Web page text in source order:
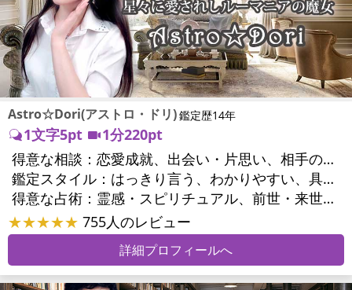
Astro☆Dori(アストロ・ドリ)鑑定歴14年
1文字5pt
1分220pt
得意な相談：
恋愛成就、出会い・片思い、相手の気持ち、相性、結婚、男心・女心、二人の今後、複雑な恋愛、三角関係、略奪愛、浮気、不倫、復活愛、離婚、人間関係、職場の人間関係、対人関係、仕事運、適職、天職、転職、就職、人生全般、使命、夢、目標、家族関係、夫婦関係、家庭問題、夫婦問題、美容、精神問題、心の問題、うつ、トラウマ、ストレス、いじめ、人生相談、霊的問題、前世、パワーストーン選択、開運指導、金運
鑑定スタイル：
はっきり言う、わかりやすい、具体的、的確、納得感、情報量が多い、友達のように相談できる、聞き上手、とても話しやすい、じっくり聞いてくれる、愛にあふれ温かい、深く濃厚、勇気をくれる、前向き・元気になれる
得意な占術：
霊感・スピリチュアル、前世・来世、ソウルメイト、タロット、オラクルカード、風水、占星術、パワーストーン、サイコロ、カウンセリング、ルノルマンカード
★★★★★ 755人のレビュー
詳細プロフィールへ